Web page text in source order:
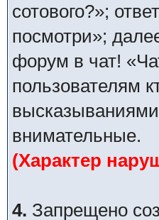
сотового?»;
посмотри»;
форум в чат!
пользователям
внимательные.
(Характер
4. Запрещено